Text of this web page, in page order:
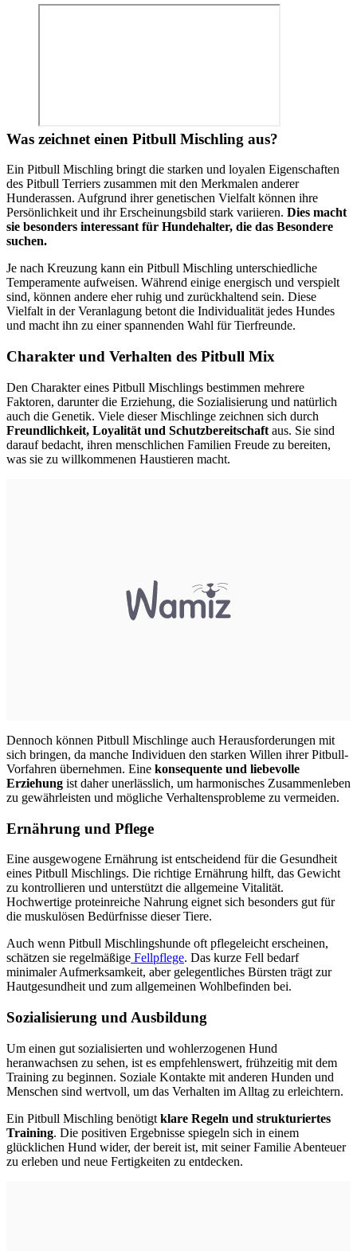
Was zeichnet einen Pitbull Mischling aus?
Ein Pitbull Mischling bringt die starken und loyalen Eigenschaften
des Pitbull Terriers zusammen mit den Merkmalen anderer
Hunderassen. Aufgrund ihrer genetischen Vielfalt können ihre
Persönlichkeit und ihr Erscheinungsbild stark variieren. Dies macht
sie besonders interessant für Hundehalter, die das Besondere
suchen.
Je nach Kreuzung kann ein Pitbull Mischling unterschiedliche
Temperamente aufweisen. Während einige energisch und verspielt
sind, können andere eher ruhig und zurückhaltend sein. Diese
Vielfalt in der Veranlagung betont die Individualität jedes Hundes
und macht ihn zu einer spannenden Wahl für Tierfreunde.
Charakter und Verhalten des Pitbull Mix
Den Charakter eines Pitbull Mischlings bestimmen mehrere
Faktoren, darunter die Erziehung, die Sozialisierung und natürlich
auch die Genetik. Viele dieser Mischlinge zeichnen sich durch
Freundlichkeit, Loyalität und Schutzbereitschaft aus. Sie sind
darauf bedacht, ihren menschlichen Familien Freude zu bereiten,
was sie zu willkommenen Haustieren macht.
Dennoch können Pitbull Mischlinge auch Herausforderungen mit
sich bringen, da manche Individuen den starken Willen ihrer Pitbull-
Vorfahren übernehmen. Eine konsequente und liebevolle
Erziehung ist daher unerlässlich, um harmonisches Zusammenleben
zu gewährleisten und mögliche Verhaltensprobleme zu vermeiden.
Ernährung und Pflege
Eine ausgewogene Ernährung ist entscheidend für die Gesundheit
eines Pitbull Mischlings. Die richtige Ernährung hilft, das Gewicht
zu kontrollieren und unterstützt die allgemeine Vitalität.
Hochwertige proteinreiche Nahrung eignet sich besonders gut für
die muskulösen Bedürfnisse dieser Tiere.
Auch wenn Pitbull Mischlingshunde oft pflegeleicht erscheinen,
schätzen sie regelmäßige Fellpflege. Das kurze Fell bedarf
minimaler Aufmerksamkeit, aber gelegentliches Bürsten trägt zur
Hautgesundheit und zum allgemeinen Wohlbefinden bei.
Sozialisierung und Ausbildung
Um einen gut sozialisierten und wohlerzogenen Hund
heranwachsen zu sehen, ist es empfehlenswert, frühzeitig mit dem
Training zu beginnen. Soziale Kontakte mit anderen Hunden und
Menschen sind wertvoll, um das Verhalten im Alltag zu erleichtern.
Ein Pitbull Mischling benötigt klare Regeln und strukturiertes
Training. Die positiven Ergebnisse spiegeln sich in einem
glücklichen Hund wider, der bereit ist, mit seiner Familie Abenteuer
zu erleben und neue Fertigkeiten zu entdecken.